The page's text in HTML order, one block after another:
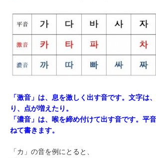
「激音」は、息を激しく出す音です。文字は
り、点が増えたり。
「濃音」は、喉を締め付けて出す音です。平
ねて書きます。
「カ」の音を例にとると、